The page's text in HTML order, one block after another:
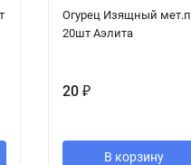
Огурец Изящный мет.п
20шт Аэлита
20 ₽
В корзину